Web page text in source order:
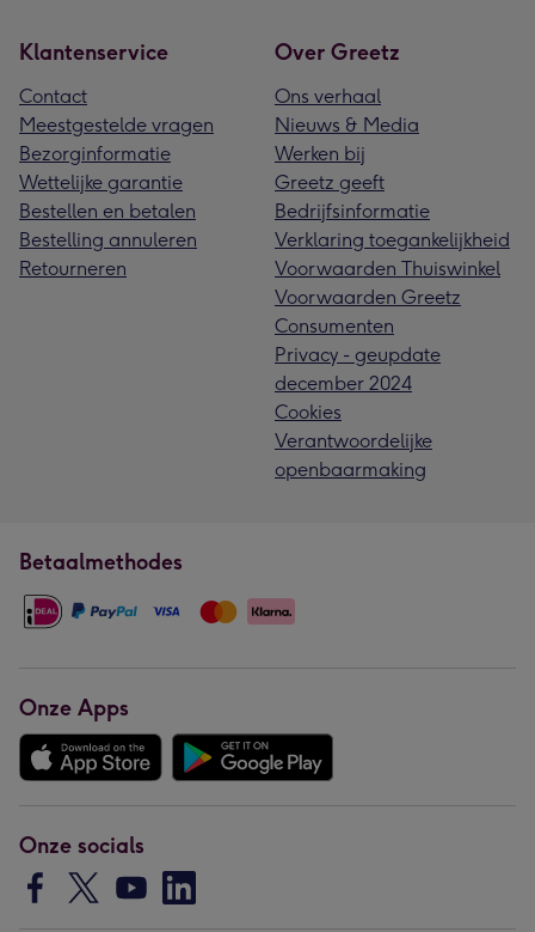
Klantenservice
Contact
Meestgestelde vragen
Bezorginformatie
Wettelijke garantie
Bestellen en betalen
Bestelling annuleren
Retourneren
Over Greetz
Ons verhaal
Nieuws & Media
Werken bij
Greetz geeft
Bedrijfsinformatie
Verklaring toegankelijkheid
Voorwaarden Thuiswinkel
Voorwaarden Greetz
Consumenten
Privacy - geupdate
december 2024
Cookies
Verantwoordelijke
openbaarmaking
Betaalmethodes
Onze Apps
Onze socials